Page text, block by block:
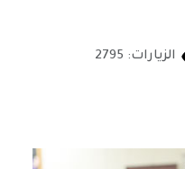
الزيارات: 2795